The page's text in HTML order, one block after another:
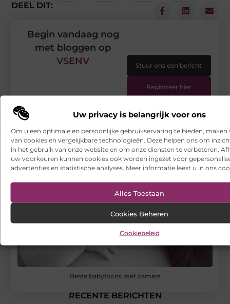
Uw privacy is belangrijk voor ons
Om u een optimale en persoonlijke gebruikservaring te bieden, maken
van cookies en vergelijkbare technologieën. Deze helpen ons om
in het gebruik van onze website en om onze diensten te verbeteren.
uw voorkeuren kunnen cookies ook worden ingezet voor
advertenties en statistische analyses. Meer informatie leest u in ons
Alles Toestaan
Cookies Beheren
Cookiebeleid
DEEL DIT:
Beste babyfoons met camera
RECENTE BERICHTEN
Begin vandaag nog
met bloggen op
VSENV
Stuur ons een bericht
Registreer hier